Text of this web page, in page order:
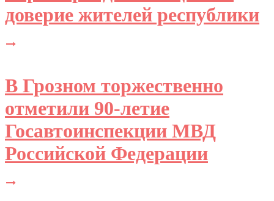
доверие жителей республики
В Грозном торжественно
отметили 90-летие
Госавтоинспекции МВД
Российской Федерации